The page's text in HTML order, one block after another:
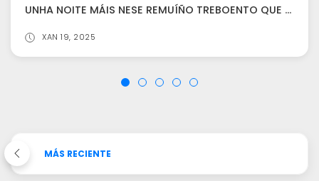
UNHA NOITE MÁIS NESE REMUÍÑO TREBOENTO QUE É MILLO (A CORUÑA)
XAN 19, 2025
MÁS RECIENTE